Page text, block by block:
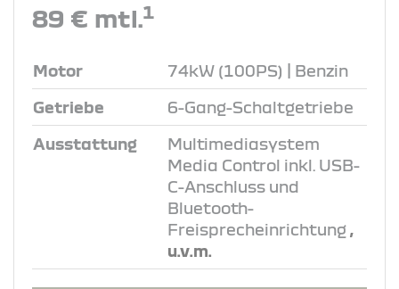
89 € mtl.1
Motor 74kW (100PS) | Benzin
Getriebe 6-Gang-Schaltgetriebe
Ausstattung
Multimediasystem
Media Control inkl. USB-
C-Anschluss und
Bluetooth-
Freisprecheinrichtung ,
u.v.m.